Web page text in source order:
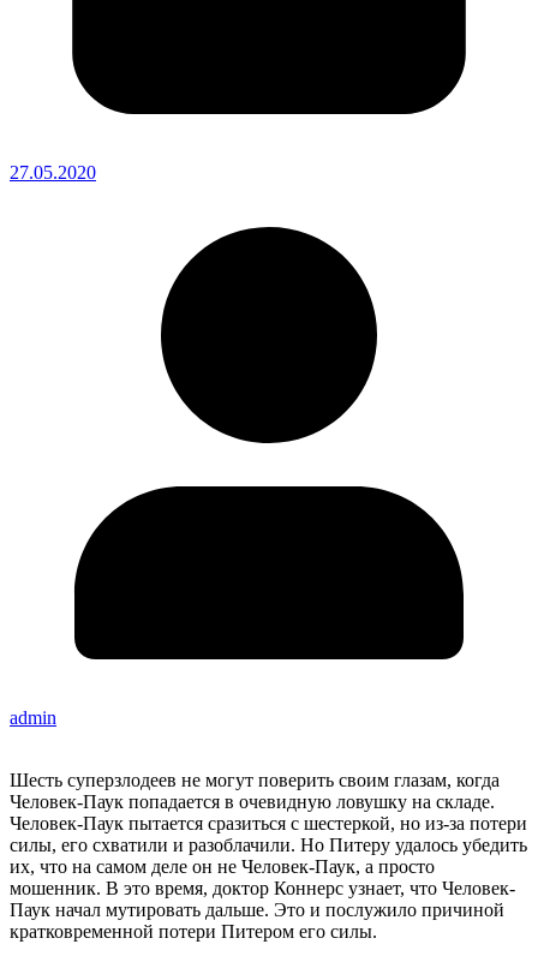
27.05.2020
admin
Шесть суперзлодеев не могут поверить своим глазам, когда
Человек-Паук попадается в очевидную ловушку на складе.
Человек-Паук пытается сразиться с шестеркой, но из-за потери
силы, его схватили и разоблачили. Но Питеру удалось убедить
их, что на самом деле он не Человек-Паук, а просто
мошенник. В это время, доктор Коннерс узнает, что Человек-
Паук начал мутировать дальше. Это и послужило причиной
кратковременной потери Питером его силы.